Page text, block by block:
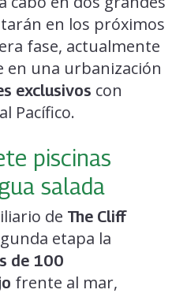
en los próximos
fase, actualmente
en una urbanización
exclusivos con
Pacífico.
piscinas
salada
de The Cliff
etapa la
de 100
frente al mar,